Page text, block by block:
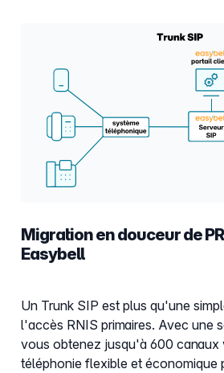
Migration en douceur de
Easybell
Un Trunk SIP est plus qu'une
l'accès RNIS primaires. Avec une
vous obtenez jusqu'à 600 canaux
téléphonie flexible et économique